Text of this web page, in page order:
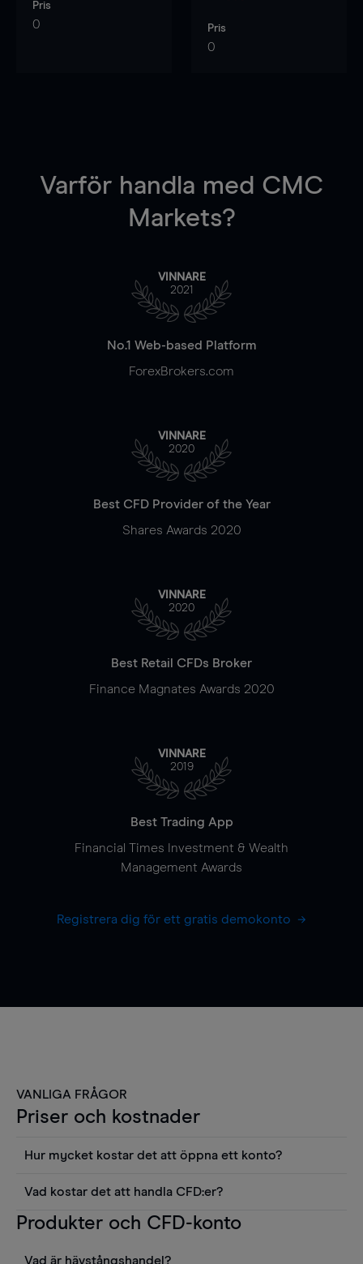
Pris
0 Pris
0
Varför handla med CMC
Markets?
VINNARE
2021
No.1 Web-based Platform
ForexBrokers.com
VINNARE
2020
Best CFD Provider of the Year
Shares Awards 2020
VINNARE
2020
Best Retail CFDs Broker
Finance Magnates Awards 2020
VINNARE
2019
Best Trading App
Financial Times Investment & Wealth
Management Awards
Registrera dig för ett gratis demokonto
VANLIGA FRÅGOR
Priser och kostnader
Hur mycket kostar det att öppna ett konto?
använda sådana verktyg som diagram, Reuters
aktierapporter utan kostnad.
Vad kostar det att handla CFD:er?
Det är en rad kostnader att tänka på när man
innehavskostnader (för positioner som hålls öppna
Produkter och CFD-konto
Vad är hävstångshandel?